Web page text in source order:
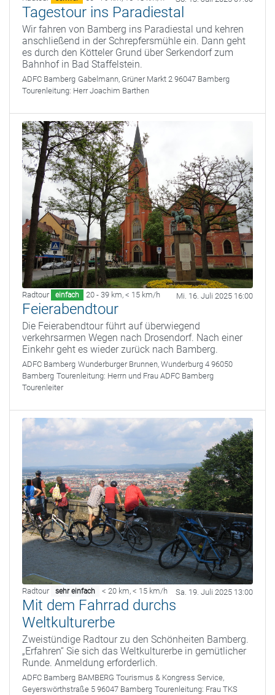
Tagestour ins Paradiestal
Wir fahren von Bamberg ins Paradiestal und kehren
anschließend in der Schrepfersmühle ein. Dann geht
es durch den Kötteler Grund über Serkendorf zum
Bahnhof in Bad Staffelstein.
ADFC Bamberg Gabelmann, Grüner Markt 2 96047 Bamberg
Tourenleitung: Herr Joachim Barthen
Radtour einfach 20 - 39 km, < 15 km/h Mi. 16. Juli 2025 16:00
Feierabendtour
Die Feierabendtour führt auf überwiegend
verkehrsarmen Wegen nach Drosendorf. Nach einer
Einkehr geht es wieder zurück nach Bamberg.
ADFC Bamberg Wunderburger Brunnen, Wunderburg 4 96050
Bamberg Tourenleitung: Herrn und Frau ADFC Bamberg
Tourenleiter
Radtour sehr einfach < 20 km, < 15 km/h Sa. 19. Juli 2025 13:00
Mit dem Fahrrad durchs
Weltkulturerbe
Zweistündige Radtour zu den Schönheiten Bamberg.
„Erfahren“ Sie sich das Weltkulturerbe in gemütlicher
Runde. Anmeldung erforderlich.
ADFC Bamberg BAMBERG Tourismus & Kongress Service,
Geyerswörthstraße 5 96047 Bamberg Tourenleitung: Frau TKS